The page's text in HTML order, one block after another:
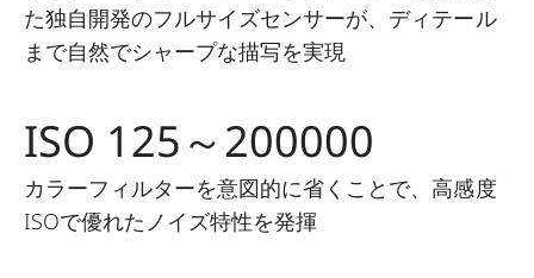
た独自開発のフルサイズセンサーが、ディテール
まで自然でシャープな描写を実現
ISO 125～200000
カラーフィルターを意図的に省くことで、高感度
ISOで優れたノイズ特性を発揮